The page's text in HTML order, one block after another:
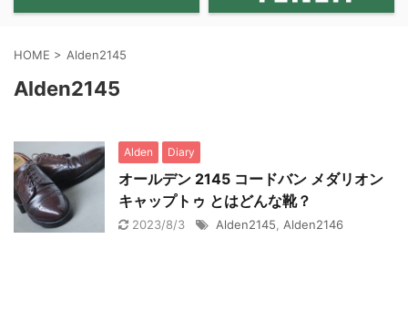
HOME > Alden2145
Alden2145
Alden Diary
オールデン 2145 コードバン メダリオン
キャップトゥ とはどんな靴？
2023/8/3 Alden2145 Alden2146